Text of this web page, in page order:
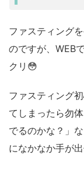
ファスティング
のですが、WEB
クリ😳
ファスティング
てしまったら勿
でるのかな？」
になかなか手が出